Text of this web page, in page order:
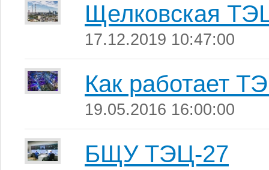
Щелковская
17.12.2019 10:47:00
Как работает
19.05.2016 16:00:00
БЩУ ТЭЦ-27